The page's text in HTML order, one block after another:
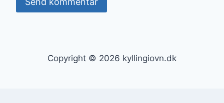
Copyright © 2026 kyllingiovn.dk